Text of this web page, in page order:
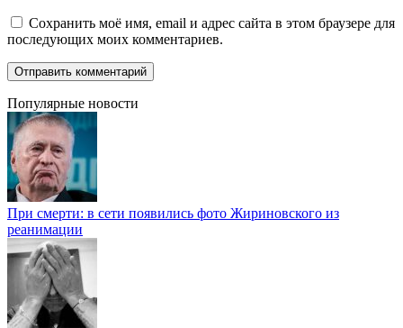
Сохранить моё имя, email и адрес сайта в этом браузере для
последующих моих комментариев.
Популярные новости
При смерти: в сети появились фото Жириновского из
реанимации